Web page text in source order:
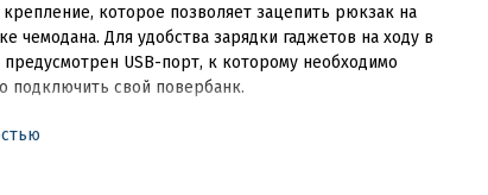
которое позволяет зацепить рюкзак на
чемодана. Для удобства зарядки гаджетов на ходу в
предусмотрен USB-порт, к которому необходимо
подключить свой повербанк.